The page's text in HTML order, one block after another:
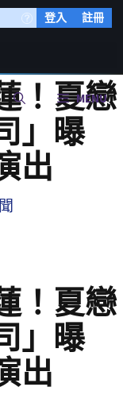
登入 註冊
MENU
！夏戀
」曝
出
！夏戀
」曝
出